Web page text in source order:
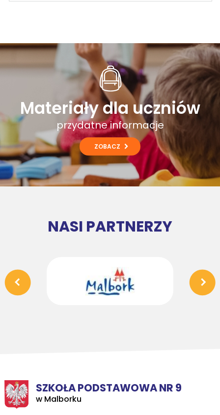
Materiały dla uczniów
przydatne informacje
ZOBACZ
NASI PARTNERZY
SZKOŁA PODSTAWOWA NR 9
w Malborku